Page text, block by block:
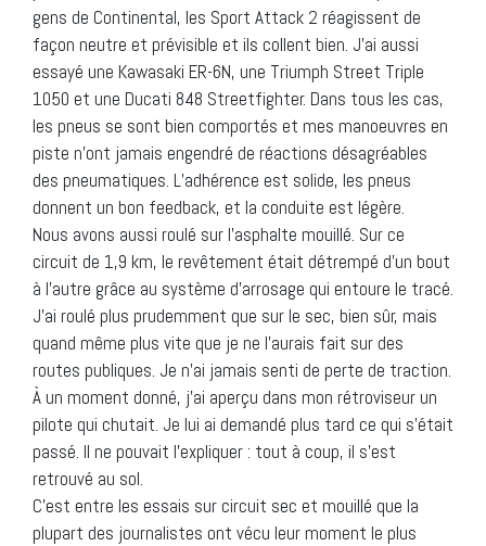
gens de Continental, les Sport Attack 2 réagissent de
façon neutre et prévisible et ils collent bien. J’ai aussi
essayé une Kawasaki ER-6N, une Triumph Street Triple
1050 et une Ducati 848 Streetfighter. Dans tous les cas,
les pneus se sont bien comportés et mes manoeuvres en
piste n’ont jamais engendré de réactions désagréables
des pneumatiques. L’adhérence est solide, les pneus
donnent un bon feedback, et la conduite est légère.
Nous avons aussi roulé sur l’asphalte mouillé. Sur ce
circuit de 1,9 km, le revêtement était détrempé d’un bout
à l’autre grâce au système d’arrosage qui entoure le tracé.
J’ai roulé plus prudemment que sur le sec, bien sûr, mais
quand même plus vite que je ne l’aurais fait sur des
routes publiques. Je n’ai jamais senti de perte de traction.
À un moment donné, j’ai aperçu dans mon rétroviseur un
pilote qui chutait. Je lui ai demandé plus tard ce qui s’était
passé. Il ne pouvait l’expliquer : tout à coup, il s’est
retrouvé au sol.
C’est entre les essais sur circuit sec et mouillé que la
plupart des journalistes ont vécu leur moment le plus